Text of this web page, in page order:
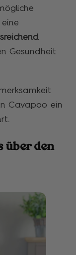
Gesundheit
Cavapoo ein
über den